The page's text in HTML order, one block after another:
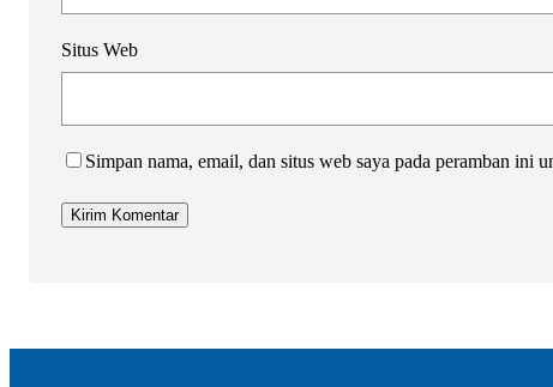
Situs Web
Simpan nama, email, dan situs web saya pada peramban ini